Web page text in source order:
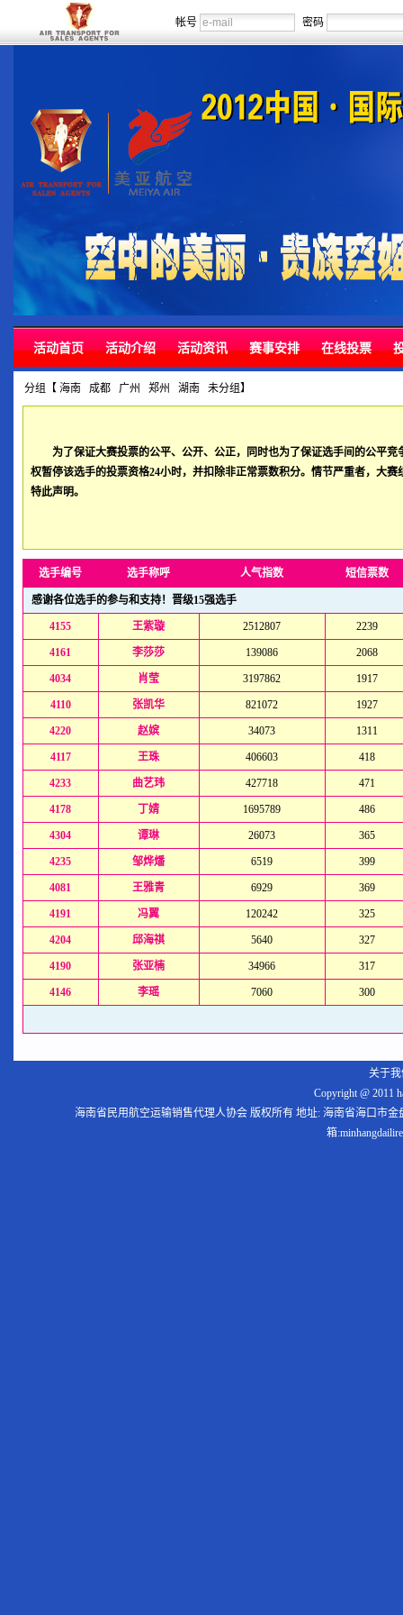
帐号 密码
活动首页 活动介绍 活动资讯 赛事安排 在线投票
分组【 海南 成都 广州 郑州 湖南 未分组】
为了保证大赛投票的公平、公开、公正，同时也为了保证选手间的公平
权暂停该选手的投票资格24小时，并扣除非正常票数积分。情节严重者，大
特此声明。
选手编号 选手称呼 人气指数 短信票数
感谢各位选手的参与和支持！晋级15强选手
4155 王紫璇 2512807 2239
4161 李莎莎 139086 2068
4034 肖莹 3197862 1917
4110 张凯华 821072 1927
4220 赵嫔 34073 1311
4117 王珠 406603 418
4233 曲艺玮 427718 471
4178 丁婧 1695789 486
4304 谭琳 26073 365
4235 邹烨燔 6519 399
4081 王雅青 6929 369
4191 冯翼 120242 325
4204 邱海祺 5640 327
4190 张亚楠 34966 317
4146 李瑶 7060 300
关于
Copyright @ 2011
海南省民用航空运输销售代理人协会 版权所有 地址: 海南省海口市金
箱